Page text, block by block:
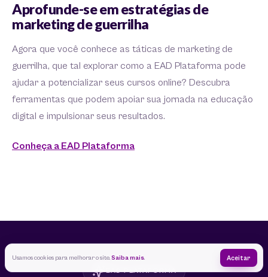
Aprofunde-se em estratégias de
marketing de guerrilha
Agora que você conhece as táticas de marketing de
guerrilha, que tal explorar como a EAD Plataforma pode
ajudar a potencializar seus cursos online? Descubra
ferramentas que podem apoiar sua jornada na educação
digital e impulsionar seus resultados.
Conheça a EAD Plataforma
EAD PLATAFORMA
Usamos cookies para melhorar o site.Saiba mais. Aceitar